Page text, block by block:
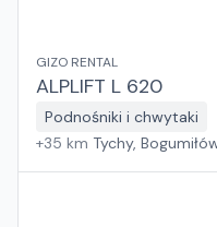
GIZO RENTAL
ALPLIFT L 620
Podnośniki i chwytaki
+35 km Tychy,